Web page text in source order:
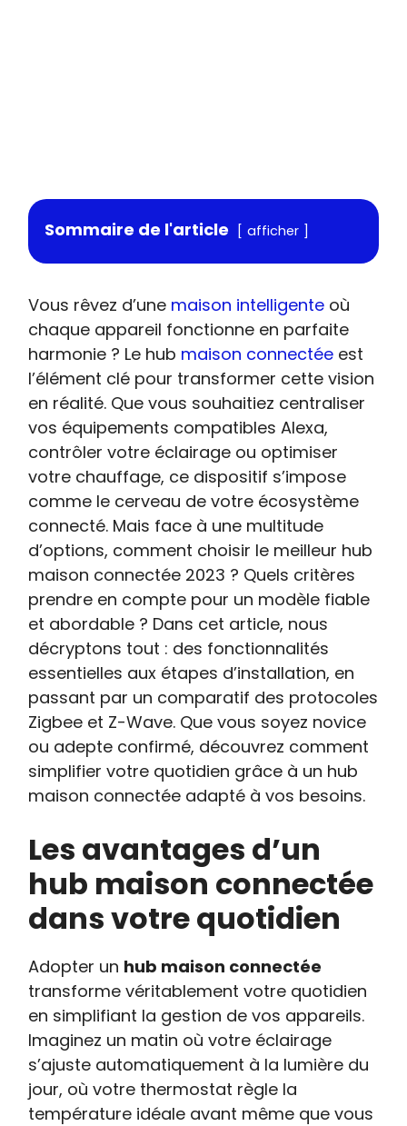
Sommaire de l'article afficher
Vous rêvez d’une maison intelligente où
chaque appareil fonctionne en parfaite
harmonie ? Le hub maison connectée est
l’élément clé pour transformer cette vision
en réalité. Que vous souhaitiez centraliser
vos équipements compatibles Alexa,
contrôler votre éclairage ou optimiser
votre chauffage, ce dispositif s’impose
comme le cerveau de votre écosystème
connecté. Mais face à une multitude
d’options, comment choisir le meilleur hub
maison connectée 2023 ? Quels critères
prendre en compte pour un modèle fiable
et abordable ? Dans cet article, nous
décryptons tout : des fonctionnalités
essentielles aux étapes d’installation, en
passant par un comparatif des protocoles
Zigbee et Z-Wave. Que vous soyez novice
ou adepte confirmé, découvrez comment
simplifier votre quotidien grâce à un hub
maison connectée adapté à vos besoins.
Les avantages d’un
hub maison connectée
dans votre quotidien
Adopter un hub maison connectée
transforme véritablement votre quotidien
en simplifiant la gestion de vos appareils.
Imaginez un matin où votre éclairage
s’ajuste automatiquement à la lumière du
jour, où votre thermostat règle la
température idéale avant même que vous